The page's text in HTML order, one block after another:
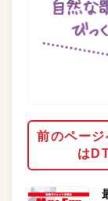
前のペー
は